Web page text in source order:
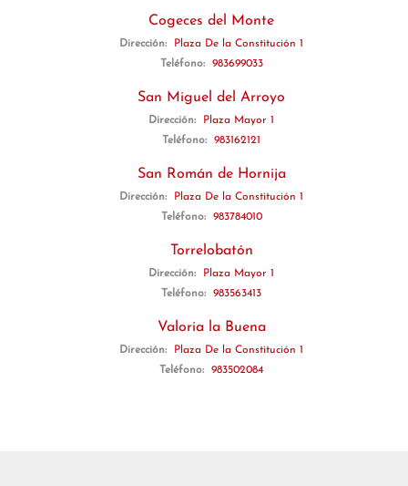
Cogeces del Monte
Dirección:
Plaza De la Constitución 1
Teléfono:
983699033
San Miguel del Arroyo
Dirección:
Plaza Mayor 1
Teléfono:
983162121
San Román de Hornija
Dirección:
Plaza De la Constitución 1
Teléfono:
983784010
Torrelobatón
Dirección:
Plaza Mayor 1
Teléfono:
983563413
Valoria la Buena
Dirección:
Plaza De la Constitución 1
Teléfono:
983502084